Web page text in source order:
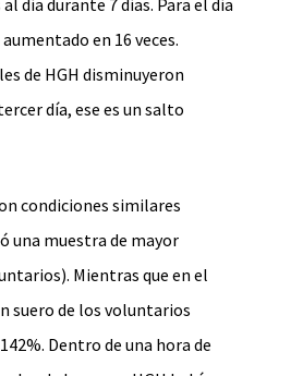
al día durante 7 días. Para el día
en 16 veces.
de HGH disminuyeron
día, ese es un salto
condiciones similares
una muestra de mayor
Mientras que en el
suero de los voluntarios
Dentro de una hora de